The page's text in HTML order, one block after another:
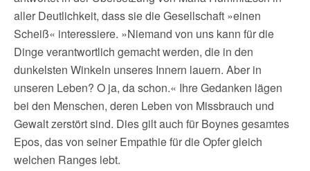
aller Deutlichkeit, dass sie die Gesellschaft »einen
Scheiß« interessiere. »Niemand von uns kann für die
Dinge verantwortlich gemacht werden, die in den
dunkelsten Winkeln unseres Innern lauern. Aber in
unseren Leben? O ja, da schon.« Ihre Gedanken lägen
bei den Menschen, deren Leben von Missbrauch und
Gewalt zerstört sind. Dies gilt auch für Boynes gesamtes
Epos, das von seiner Empathie für die Opfer gleich
welchen Ranges lebt.